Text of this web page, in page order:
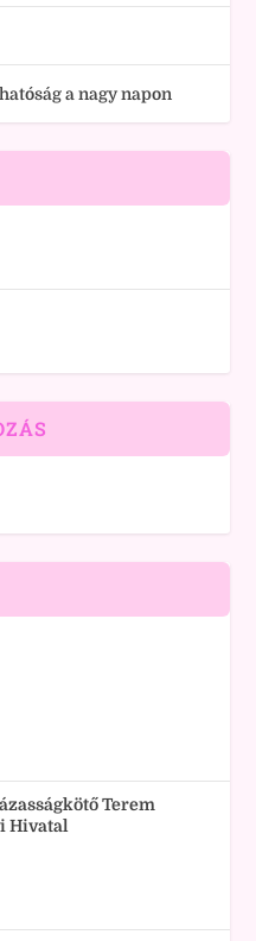
a nagy napon
Terem
Hivatal